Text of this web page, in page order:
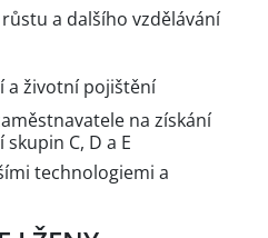
a dalšího vzdělávání
a životní pojištění
na získání
C, D a E
technologiemi a